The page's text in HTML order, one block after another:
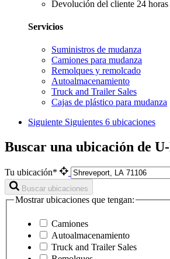
Devolución del cliente 24 horas
Servicios
Suministros de mudanza
Camiones para mudanza
Remolques y remolcado
Autoalmacenamiento
Truck and Trailer Sales
Cajas de plástico para mudanza
Siguiente Siguientes 6 ubicaciones
Buscar una ubicación de
Tu ubicación*
Buscar ubicaciones
Mostrar ubicaciones que tengan:
Camiones
Autoalmacenamiento
Truck and Trailer Sales